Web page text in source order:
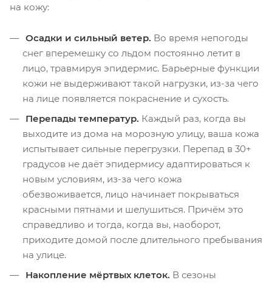
на кожу:
Осадки и сильный ветер. Во время непогоды
снег вперемешку со льдом постоянно летит в
лицо, травмируя эпидермис. Барьерные функции
кожи не выдерживают такой нагрузки, из-за чего
на лице появляется покраснение и сухость.
Перепады температур. Каждый раз, когда вы
выходите из дома на морозную улицу, ваша кожа
испытывает сильные перегрузки. Перепад в 30+
градусов не даёт эпидермису адаптироваться к
новым условиям, из-за чего кожа
обезвоживается, лицо начинает покрываться
красными пятнами и шелушиться. Причём это
справедливо и тогда, когда вы, наоборот,
приходите домой после длительного пребывания
на улице.
Накопление мёртвых клеток. В сезоны